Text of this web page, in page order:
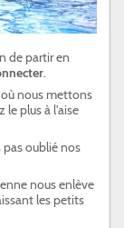
de partir en
.
nous mettons
plus à l'aise
pas oublié nos
nous enlève
les petits